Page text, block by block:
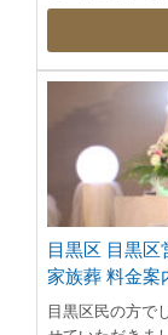
目黒区 目黒
家族葬 料金案
目黒区民の方で